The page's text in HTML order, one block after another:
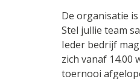
De organisatie
Stel jullie team
Ieder bedrijf
zich vanaf 14.00
toernooi